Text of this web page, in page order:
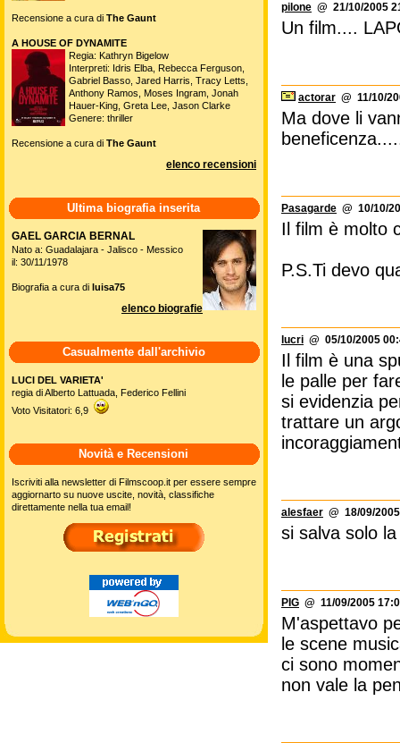
pilone @ 21/10/2005
Un film....
actorar @ 11/10/
Ma dove li
Pasagarde @ 10/10/
Il film è molto
P.S.Ti devo
lucri @ 05/10/2005
Il film è una
le palle per
si evidenzia
trattare un
alesfaer @ 18/09/
si salva solo
PIG @ 11/09/2005
M'aspettavo
le scene
ci sono
non vale la
Recensione a cura di The Gaunt
A HOUSE OF DYNAMITE
Regia: Kathryn Bigelow
Interpreti: Idris Elba, Rebecca Ferguson,
Gabriel Basso, Jared Harris, Tracy Letts,
Anthony Ramos, Moses Ingram, Jonah
Hauer-King, Greta Lee, Jason Clarke
Genere: thriller
Recensione a cura di The Gaunt
elenco recensioni
Ultima biografia inserita
GAEL GARCIA BERNAL
Nato a: Guadalajara - Jalisco - Messico
il: 30/11/1978
Biografia a cura di luisa75
elenco biografie
Casualmente dall'archivio
LUCI DEL VARIETA'
regia di Alberto Lattuada, Federico Fellini
Voto Visitatori: 6,9
Novità e Recensioni
Iscriviti alla newsletter di Filmscoop.it per essere sempre
aggiornarto su nuove uscite, novità, classifiche
direttamente nella tua email!